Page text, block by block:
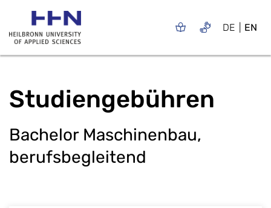
DE EN
Studiengebühren
Bachelor Maschinenbau,
berufsbegleitend